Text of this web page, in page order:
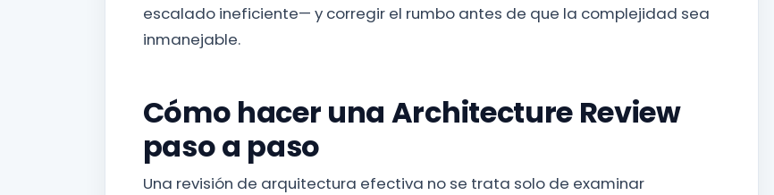
escalado ineficiente— y corregir el rumbo antes de que la complejidad sea
inmanejable.
Cómo hacer una Architecture Review
paso a paso
Una revisión de arquitectura efectiva no se trata solo de examinar